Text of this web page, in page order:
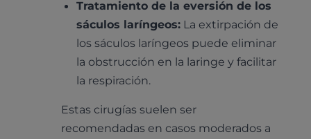
Todas las especialidades
Tratamiento de la eversión de los
sáculos laríngeos: La extirpación de
los sáculos laríngeos puede eliminar
la obstrucción en la laringe y facilitar
la respiración.
Estas cirugías suelen ser
recomendadas en casos moderados a